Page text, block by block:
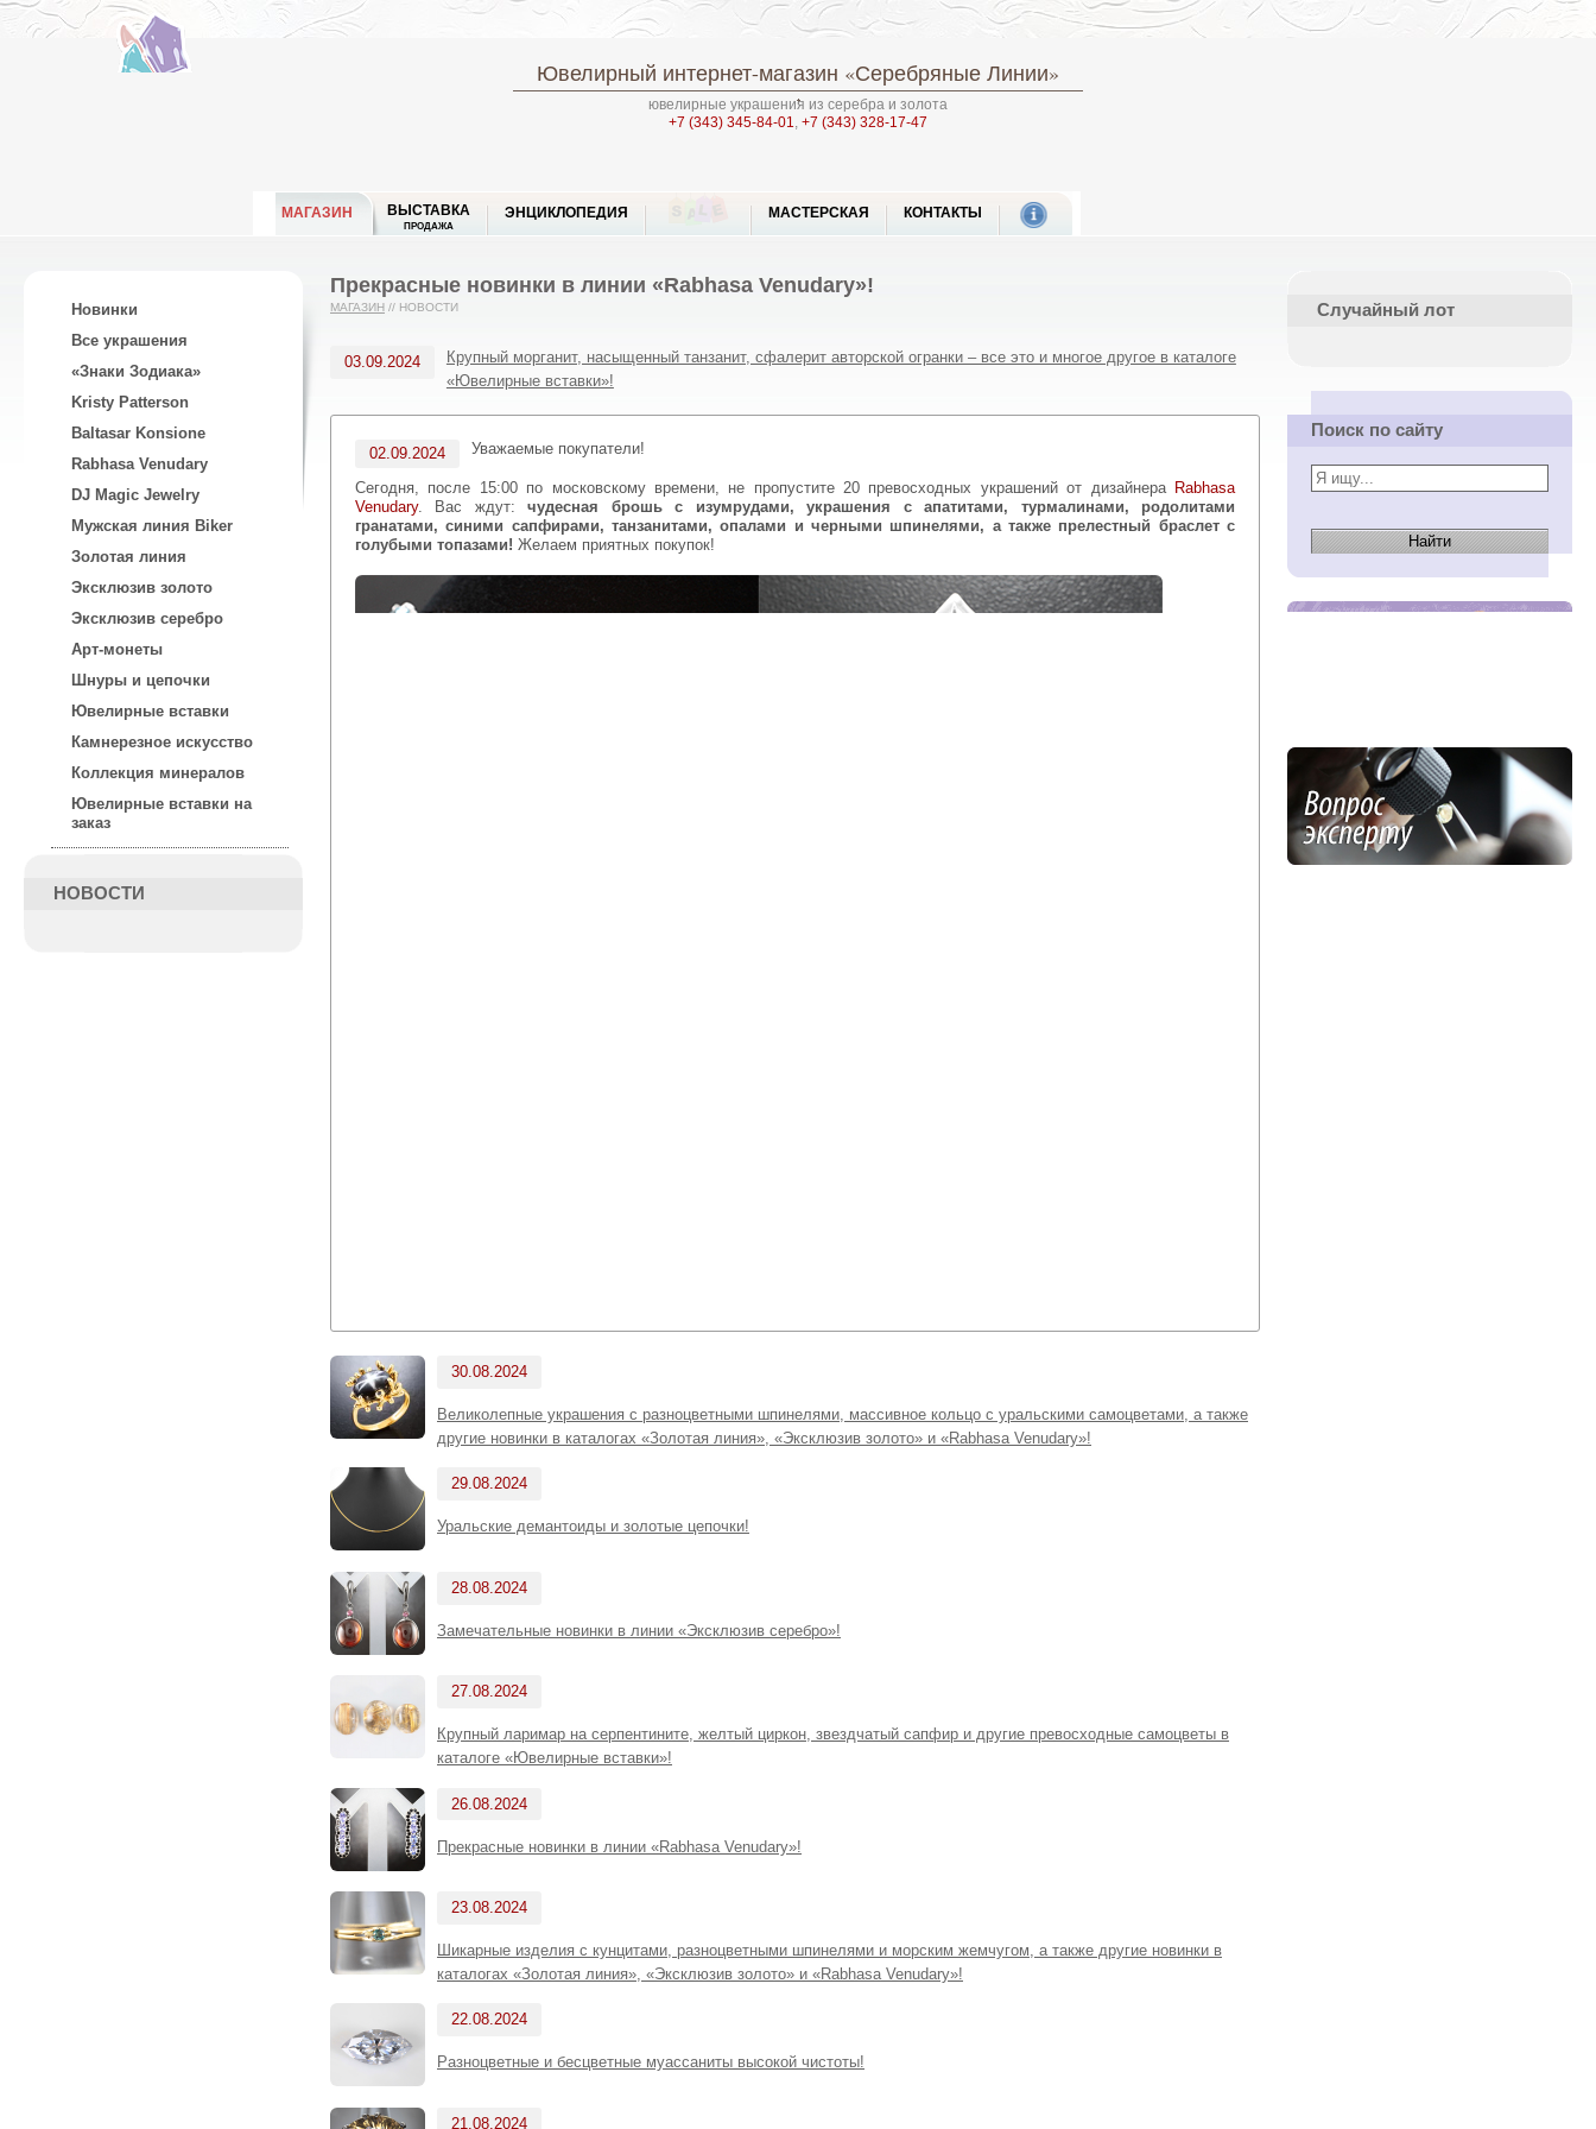
Ювелирный интернет-магазин «Серебряные Линии»
ювелирные украшения из серебра и золота
+7 (343) 345-84-01, +7 (343) 328-17-47
МАГАЗИН ВЫСТАВКА
ПРОДАЖА
ЭНЦИКЛОПЕДИЯ МАСТЕРСКАЯ КОНТАКТЫ
Новинки
Все украшения
«Знаки Зодиака»
Kristy Patterson
Baltasar Konsione
Rabhasa Venudary
DJ Magic Jewelry
Мужская линия Biker
Золотая линия
Эксклюзив золото
Эксклюзив серебро
Арт-монеты
Шнуры и цепочки
Ювелирные вставки
Камнерезное искусство
Коллекция минералов
Ювелирные вставки на
заказ
НОВОСТИ
Прекрасные новинки в линии «Rabhasa Venudary»!
МАГАЗИН // НОВОСТИ
03.09.2024
Крупный морганит, насыщенный танзанит, сфалерит авторской огранки – все это и многое другое в каталоге
«Ювелирные вставки»!
02.09.2024 Уважаемые покупатели!
Сегодня, после 15:00 по московскому времени, не пропустите 20 превосходных украшений от дизайнера Rabhasa
Venudary. Вас ждут:чудесная брошь с изумрудами, украшения с апатитами, турмалинами, родолитами
гранатами, синими сапфирами, танзанитами, опалами и черными шпинелями, а также прелестный браслет с
голубыми топазами! Желаем приятных покупок!
30.08.2024
Великолепные украшения с разноцветными шпинелями, массивное кольцо с уральскими самоцветами, а также
другие новинки в каталогах «Золотая линия», «Эксклюзив золото» и «Rabhasa Venudary»!
29.08.2024
Уральские демантоиды и золотые цепочки!
28.08.2024
Замечательные новинки в линии «Эксклюзив серебро»!
27.08.2024
Крупный ларимар на серпентините, желтый циркон, звездчатый сапфир и другие превосходные самоцветы в
каталоге «Ювелирные вставки»!
26.08.2024
Прекрасные новинки в линии «Rabhasa Venudary»!
23.08.2024
Шикарные изделия с кунцитами, разноцветными шпинелями и морским жемчугом, а также другие новинки в
каталогах «Золотая линия», «Эксклюзив золото» и «Rabhasa Venudary»!
22.08.2024
Разноцветные и бесцветные муассаниты высокой чистоты!
21.08.2024
Случайный лот
Поиск по сайту